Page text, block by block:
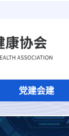
党建会建